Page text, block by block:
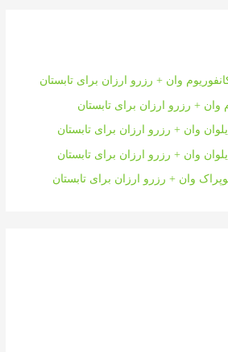
وان + رزرو ارزان برای تابستان
وان + رزرو ارزان برای تابستان
وان + رزرو ارزان برای تابستان
وان + رزرو ارزان برای تابستان
وان + رزرو ارزان برای تابستان